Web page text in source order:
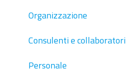
Organizzazione
Consulenti e collaboratori
Personale